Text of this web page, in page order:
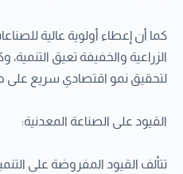
كما أن إعطاء أولوية عالية
الزراعية والخفيفة تعيق التنمية،
لتحقيق نمو اقتصادي سريع على
القيود على الصناعة المعدنية:
تتألف القيود المفروضة على